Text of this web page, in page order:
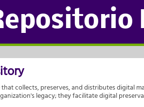
that collects, preserves, and distributes digital
legacy; they facilitate digital